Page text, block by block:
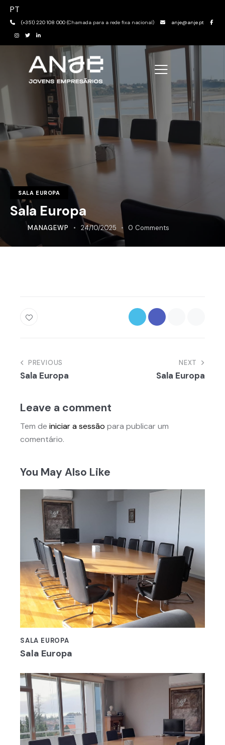
PT
(+351) 220 108 000 (Chamada para a rede fixa nacional) anje@anje.pt
SALA EUROPA
Sala Europa
MANAGEWP 24/10/2025 0 Comments
Navegação
de
PREVIOUS
Sala Europa
NEXT
Sala Europa
Leave a comment
Tem de iniciar a sessão para publicar um
comentário.
You May Also Like
SALA EUROPA
Sala Europa